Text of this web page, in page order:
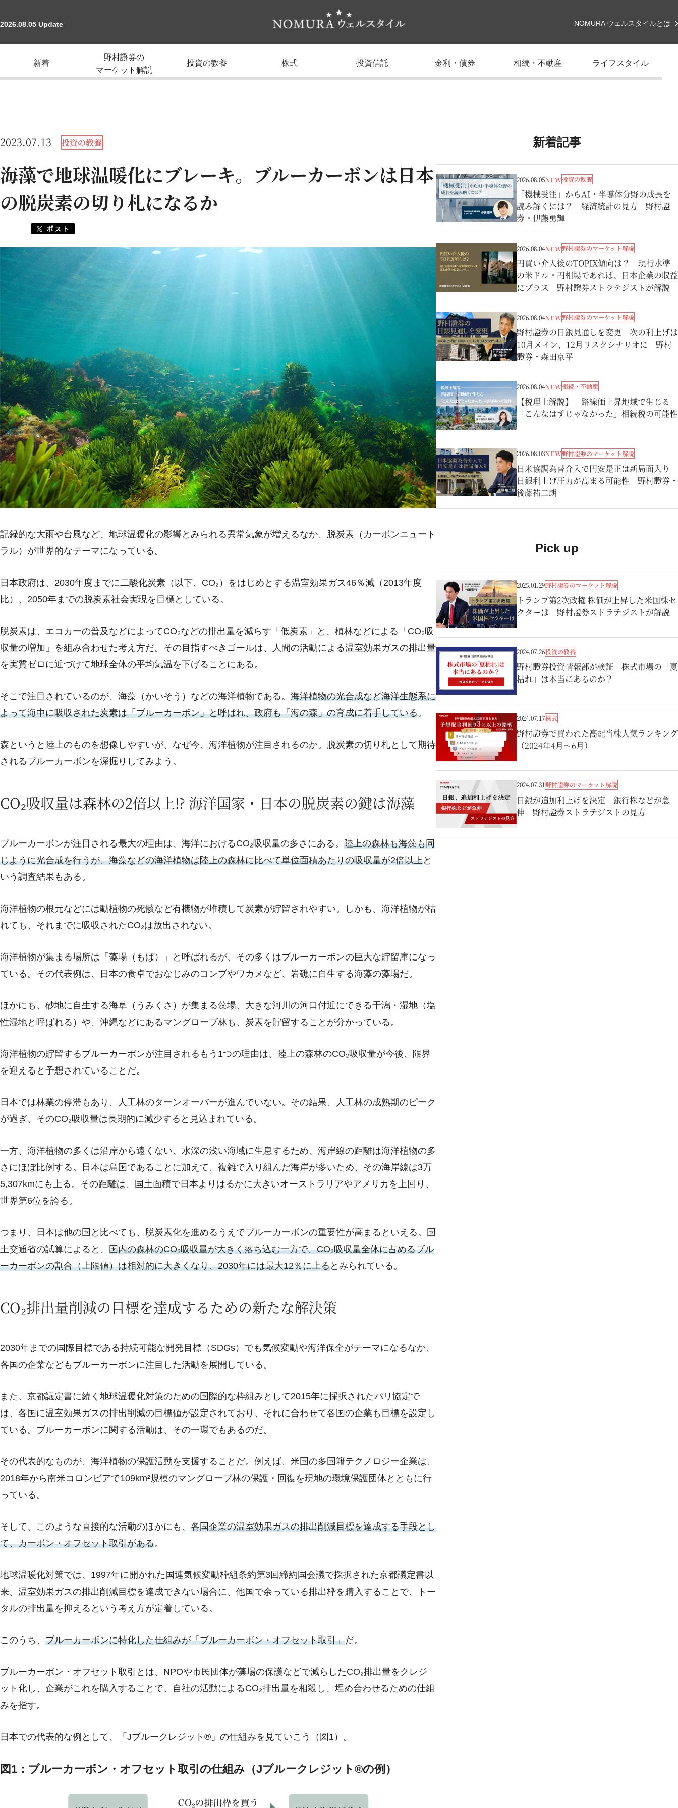
2026.08.05 Update NOMURA ウェルスタイルとは
新着
野村證券の
マーケット解説
投資の教養 株式 投資信託 金利・債券 相続・不動産 ライフスタイル
2023.07.13 投資の教養
海藻で地球温暖化にブレーキ。ブルーカーボンは日本
の脱炭素の切り札になるか
記録的な大雨や台風など、地球温暖化の影響とみられる異常気象が増えるなか、脱炭素（カーボンニュート
ラル）が世界的なテーマになっている。
日本政府は、2030年度までに二酸化炭素（以下、CO₂）をはじめとする温室効果ガス46％減（2013年度
比）、2050年までの脱炭素社会実現を目標としている。
脱炭素は、エコカーの普及などによってCO₂などの排出量を減らす「低炭素」と、植林などによる「CO₂吸
収量の増加」を組み合わせた考え方だ。その目指すべきゴールは、人間の活動による温室効果ガスの排出量
を実質ゼロに近づけて地球全体の平均気温を下げることにある。
そこで注目されているのが、海藻（かいそう）などの海洋植物である。 海洋植物の光合成など海洋生態系に
よって海中に吸収された炭素は「ブルーカーボン」と呼ばれ、政府も「海の森」の育成に着手している。
森というと陸上のものを想像しやすいが、なぜ今、海洋植物が注目されるのか。脱炭素の切り札として期待
されるブルーカーボンを深掘りしてみよう。
CO₂吸収量は森林の2倍以上!? 海洋国家・日本の脱炭素の鍵は海藻
ブルーカーボンが注目される最大の理由は、海洋におけるCO₂吸収量の多さにある。 陸上の森林も海藻も同
じように光合成を行うが、海藻などの海洋植物は陸上の森林に比べて単位面積あたりの吸収量が2倍以上と
いう調査結果もある。
海洋植物の根元などには動植物の死骸など有機物が堆積して炭素が貯留されやすい。しかも、海洋植物が枯
れても、それまでに吸収されたCO₂は放出されない。
海洋植物が集まる場所は「藻場（もば）」と呼ばれるが、その多くはブルーカーボンの巨大な貯留庫になっ
ている。その代表例は、日本の食卓でおなじみのコンブやワカメなど、岩礁に自生する海藻の藻場だ。
ほかにも、砂地に自生する海草（うみくさ）が集まる藻場、大きな河川の河口付近にできる干潟・湿地（塩
性湿地と呼ばれる）や、沖縄などにあるマングローブ林も、炭素を貯留することが分かっている。
海洋植物の貯留するブルーカーボンが注目されるもう1つの理由は、陸上の森林のCO₂吸収量が今後、限界
を迎えると予想されていることだ。
日本では林業の停滞もあり、人工林のターンオーバーが進んでいない。その結果、人工林の成熟期のピーク
が過ぎ、そのCO₂吸収量は長期的に減少すると見込まれている。
一方、海洋植物の多くは沿岸から遠くない、水深の浅い海域に生息するため、海岸線の距離は海洋植物の多
さにほぼ比例する。日本は島国であることに加えて、複雑で入り組んだ海岸が多いため、その海岸線は3万
5,307kmにも上る。その距離は、国土面積で日本よりはるかに大きいオーストラリアやアメリカを上回り、
世界第6位を誇る。
つまり、日本は他の国と比べても、脱炭素化を進めるうえでブルーカーボンの重要性が高まるといえる。国
土交通省の試算によると、 国内の森林のCO₂吸収量が大きく落ち込む一方で、CO₂吸収量全体に占めるブル
ーカーボンの割合（上限値）は相対的に大きくなり、2030年には最大12％に上るとみられている。
CO₂排出量削減の目標を達成するための新たな解決策
2030年までの国際目標である持続可能な開発目標（SDGs）でも気候変動や海洋保全がテーマになるなか、
各国の企業などもブルーカーボンに注目した活動を展開している。
また、京都議定書に続く地球温暖化対策のための国際的な枠組みとして2015年に採択されたパリ協定で
は、各国に温室効果ガスの排出削減の目標値が設定されており、それに合わせて各国の企業も目標を設定し
ている。ブルーカーボンに関する活動は、その一環でもあるのだ。
その代表的なものが、海洋植物の保護活動を支援することだ。例えば、米国の多国籍テクノロジー企業は、
2018年から南米コロンビアで109km²規模のマングローブ林の保護・回復を現地の環境保護団体とともに行
っている。
そして、このような直接的な活動のほかにも、 各国企業の温室効果ガスの排出削減目標を達成する手段とし
て、カーボン・オフセット取引がある。
地球温暖化対策では、1997年に開かれた国連気候変動枠組条約第3回締約国会議で採択された京都議定書以
来、温室効果ガスの排出削減目標を達成できない場合に、他国で余っている排出枠を購入することで、トー
タルの排出量を抑えるという考え方が定着している。
このうち、 ブルーカーボンに特化した仕組みが「ブルーカーボン・オフセット取引」だ。
ブルーカーボン・オフセット取引とは、NPOや市民団体が藻場の保護などで減らしたCO₂排出量をクレジ
ット化し、企業がこれを購入することで、自社の活動によるCO₂排出量を相殺し、埋め合わせるための仕組
みを指す。
日本での代表的な例として、「Jブルークレジット®」の仕組みを見ていこう（図1）。
図1：ブルーカーボン・オフセット取引の仕組み（Jブルークレジット®の例）
新着記事
2026.08.05NEW投資の教養
「機械受注」からAI・半導体分野の成長を
読み解くには？ 経済統計の見方 野村證
券・伊藤勇輝
2026.08.04NEW野村證券のマーケット解説
円買い介入後のTOPIX傾向は？ 現行水準
の米ドル・円相場であれば、日本企業の収益
にプラス 野村證券ストラテジストが解説
2026.08.04NEW野村證券のマーケット解説
野村證券の日銀見通しを変更 次の利上げは
10月メイン、12月リスクシナリオに 野村
證券・森田京平
2026.08.04NEW相続・不動産
【税理士解説】 路線価上昇地域で生じる
「こんなはずじゃなかった」相続税の可能性
2026.08.03NEW野村證券のマーケット解説
日米協調為替介入で円安是正は新局面入り
日銀利上げ圧力が高まる可能性 野村證券・
後藤祐二朗
Pick up
2025.01.29野村證券のマーケット解説
トランプ第2次政権 株価が上昇した米国株セ
クターは 野村證券ストラテジストが解説
2024.07.26投資の教養
野村證券投資情報部が検証 株式市場の「夏
枯れ」は本当にあるのか？
2024.07.17株式
野村證券で買われた高配当株人気ランキング
（2024年4月～6月）
2024.07.31野村證券のマーケット解説
日銀が追加利上げを決定 銀行株などが急
伸 野村證券ストラテジストの見方